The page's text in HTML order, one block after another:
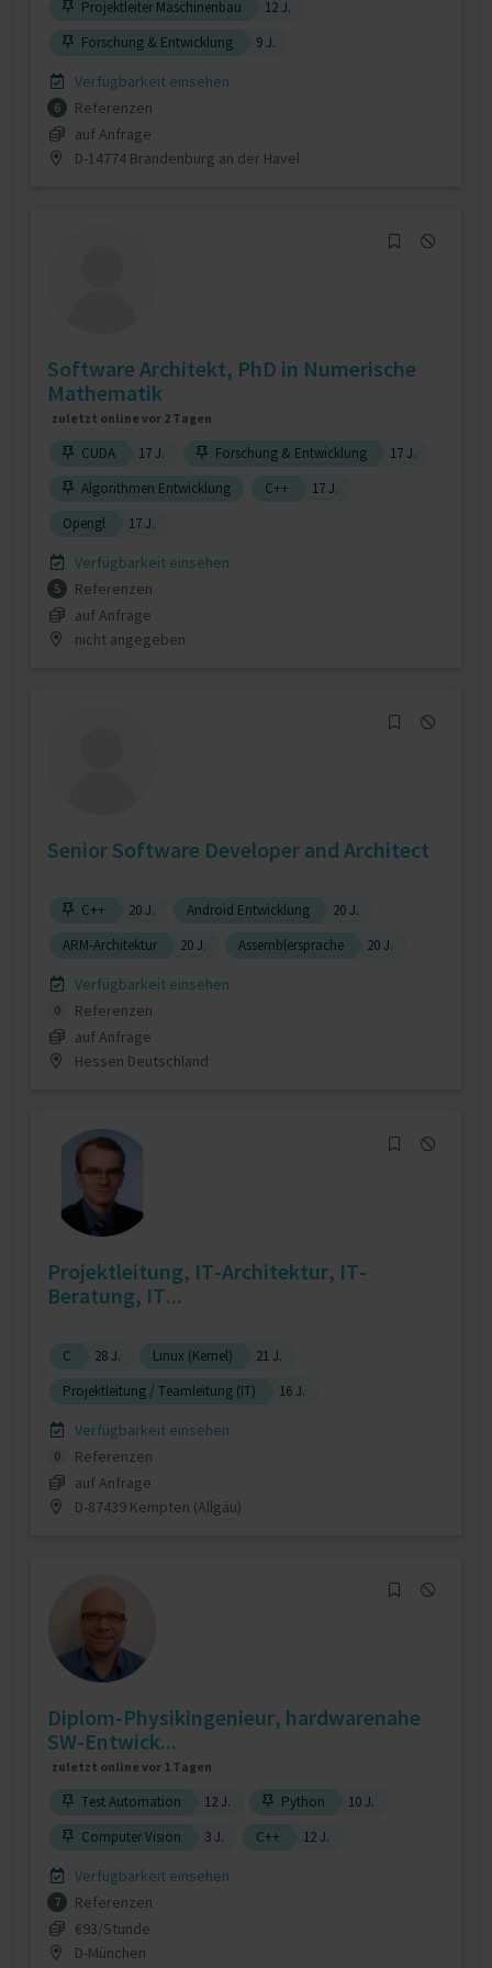
Projektleiter Maschinenbau
12 J.
Forschung & Entwicklung
9 J.
Verfügbarkeit einsehen
6
Referenzen
auf Anfrage
D-14774 Brandenburg an der Havel
Software Architekt, PhD in Numerische
Mathematik
zuletzt online vor 2 Tagen
CUDA 17 J. Forschung & Entwicklung
17 J.
Algorithmen Entwicklung
C++
17 J.
Opengl
17 J.
Verfügbarkeit einsehen
5
Referenzen
auf Anfrage
nicht angegeben
Senior Software Developer and Architect
C++ 20 J. Android Entwicklung
20 J.
ARM-Architektur
20 J. Assemblersprache 20 J.
Verfügbarkeit einsehen
0
Referenzen
auf Anfrage
Hessen Deutschland
Projektleitung, IT-Architektur, IT-
Beratung, IT...
C 28 J. Linux (Kernel)
21 J.
Projektleitung / Teamleitung (IT)
16 J.
Verfügbarkeit einsehen
0
Referenzen
auf Anfrage
D-87439 Kempten (Allgäu)
Diplom-Physikingenieur, hardwarenahe
SW-Entwick...
zuletzt online vor 1 Tagen
Test Automation 12 J. Python
10 J.
Computer Vision
3 J. C++ 12 J.
Verfügbarkeit einsehen
7
Referenzen
€93/Stunde
D-München